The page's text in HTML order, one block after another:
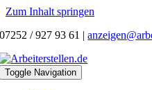
Zum Inhalt springen
07252 / 927 93 61 |
Toggle Navigation